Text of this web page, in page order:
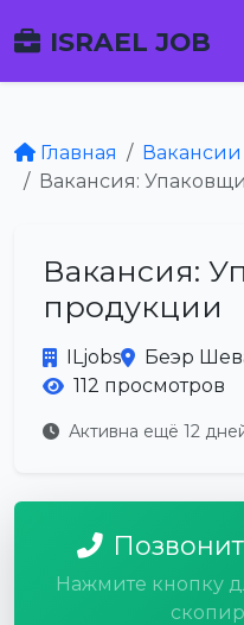
ISRAEL JOB
Главная
Вакансии
Вакансия:
Вакансия:
продукции
ILjobs Беэр
112 просмотров
Активна ещё 12
Нажмите кнопку